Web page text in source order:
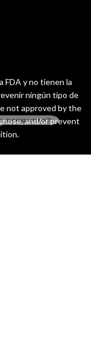
FDA y no tienen la
ningún tipo de
not approved by the
and/or prevent
pregunta?